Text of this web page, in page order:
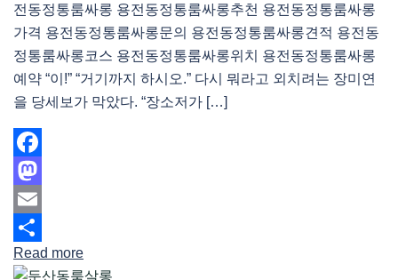
전동정통룸싸롱 용전동정통룸싸롱추천 용전동정통룸싸롱
가격 용전동정통룸싸롱문의 용전동정통룸싸롱견적 용전동
정통룸싸롱코스 용전동정통룸싸롱위치 용전동정통룸싸롱
예약 “이!” “거기까지 하시오.” 다시 뭐라고 외치려는 장미연
을 당세보가 막았다. “장소저가 […]
Facebook
Mastodon
Email
Share
Read more